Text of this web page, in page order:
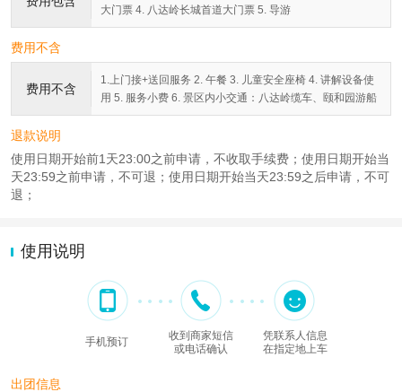
大门票 4. 八达岭长城首道大门票 5. 导游
费用不含
费用不含
1.上门接+送回服务 2. 午餐 3. 儿童安全座椅 4. 讲解设备使
用 5. 服务小费 6. 景区内小交通：八达岭缆车、颐和园游船
退款说明
使用日期开始前1天23:00之前申请，不收取手续费；使用日期开始当
天23:59之前申请，不可退；使用日期开始当天23:59之后申请，不可
退；
使用说明
手机预订
收到商家短信
或电话确认
凭联系人信息
在指定地上车
出团信息